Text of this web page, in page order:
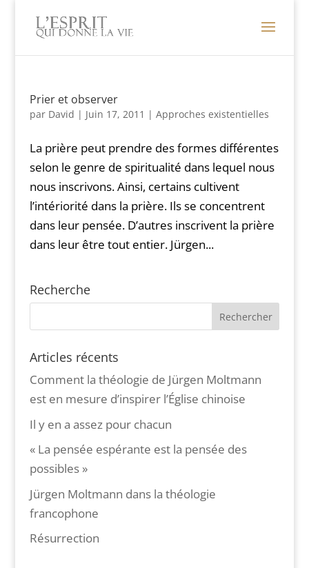
Prier et observer
par David | Juin 17, 2011 | Approches existentielles
La prière peut prendre des formes différentes
selon le genre de spiritualité dans lequel nous
nous inscrivons. Ainsi, certains cultivent
l’intériorité dans la prière. Ils se concentrent
dans leur pensée. D’autres inscrivent la prière
dans leur être tout entier. Jürgen...
Recherche
Articles récents
Comment la théologie de Jürgen Moltmann
est en mesure d’inspirer l’Église chinoise
Il y en a assez pour chacun
« La pensée espérante est la pensée des
possibles »
Jürgen Moltmann dans la théologie
francophone
Résurrection